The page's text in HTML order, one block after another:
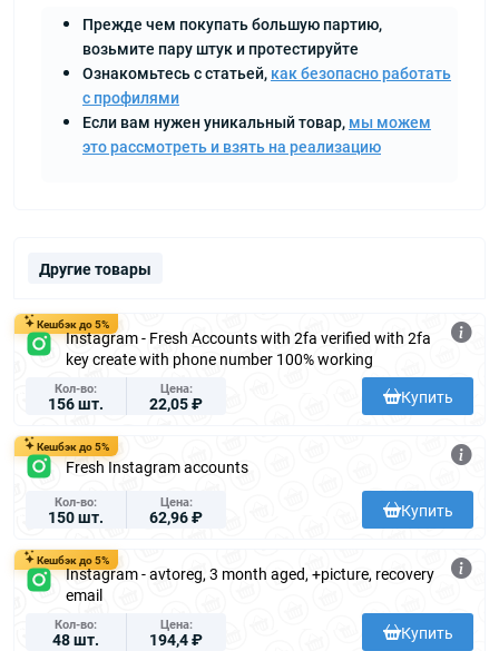
Прежде чем покупать большую партию,
возьмите пару штук и протестируйте
Ознакомьтесь с статьей, как безопасно работать
с профилями
Если вам нужен уникальный товар, мы можем
это рассмотреть и взять на реализацию
Другие товары
Кешбэк до 5%
Instagram - Fresh Accounts with 2fa verified with 2fa
key create with phone number 100% working
Кол-во
156 шт.
Цена
22,05 ₽ Купить
Кешбэк до 5%
Fresh Instagram accounts
Кол-во
150 шт.
Цена
62,96 ₽ Купить
Кешбэк до 5%
Instagram - avtoreg, 3 month aged, +picture, recovery
email
Кол-во
48 шт.
Цена
194,4 ₽ Купить